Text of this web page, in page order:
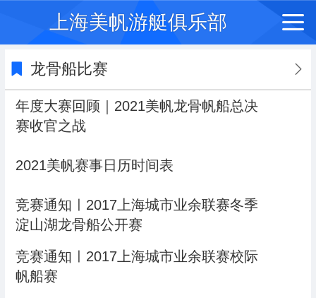
上海美帆游艇俱乐部
龙骨船比赛
年度大赛回顾｜2021美帆龙骨帆船总决
赛收官之战
2021美帆赛事日历时间表
竞赛通知ㅣ2017上海城市业余联赛冬季
淀山湖龙骨船公开赛
竞赛通知ㅣ2017上海城市业余联赛校际
帆船赛